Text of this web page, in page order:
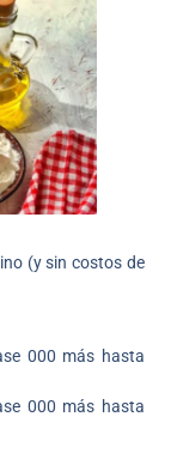
(y sin costos de
000 más hasta
000 más hasta